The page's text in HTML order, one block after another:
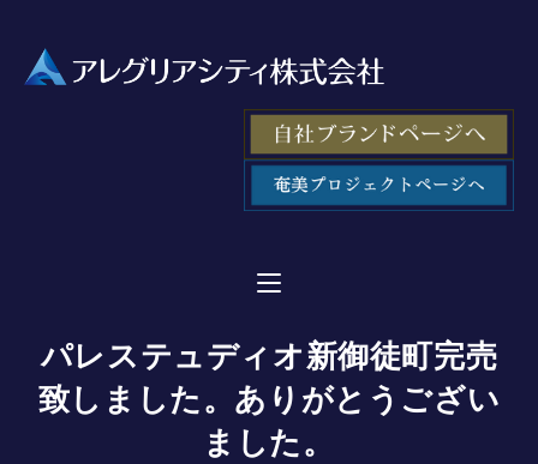
パレステュディオ新御徒町完売
致しました。ありがとうござい
ました。